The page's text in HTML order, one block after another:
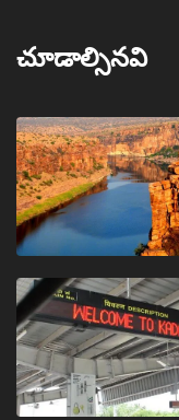
చూడాల్సినవి